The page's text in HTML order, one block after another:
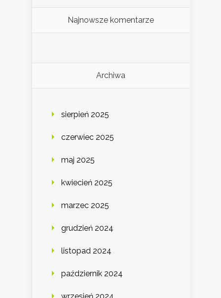
Najnowsze komentarze
Archiwa
sierpień 2025
czerwiec 2025
maj 2025
kwiecień 2025
marzec 2025
grudzień 2024
listopad 2024
październik 2024